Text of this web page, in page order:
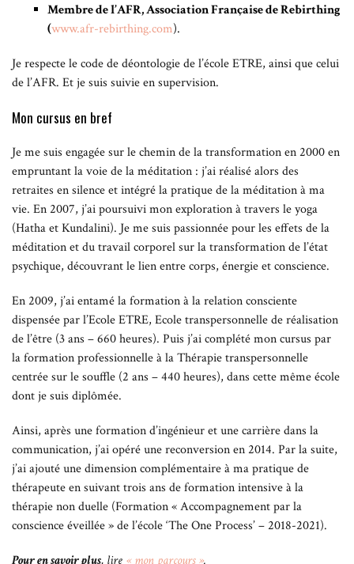
Membre de l’AFR, Association Française de Rebirthing
(www.afr-rebirthing.com).
Je respecte le code de déontologie de l’école ETRE, ainsi que celui
de l’AFR. Et je suis suivie en supervision.
Mon cursus en bref
Je me suis engagée sur le chemin de la transformation en 2000 en
empruntant la voie de la méditation : j’ai réalisé alors des
retraites en silence et intégré la pratique de la méditation à ma
vie. En 2007, j’ai poursuivi mon exploration à travers le yoga
(Hatha et Kundalini). Je me suis passionnée pour les effets de la
méditation et du travail corporel sur la transformation de l’état
psychique, découvrant le lien entre corps, énergie et conscience.
En 2009, j’ai entamé la formation à la relation consciente
dispensée par l’Ecole ETRE, Ecole transpersonnelle de réalisation
de l’être (3 ans – 660 heures). Puis j’ai complété mon cursus par
la formation professionnelle à la Thérapie transpersonnelle
centrée sur le souffle (2 ans – 440 heures), dans cette même école
dont je suis diplômée.
Ainsi, après une formation d’ingénieur et une carrière dans la
communication, j’ai opéré une reconversion en 2014. Par la suite,
j’ai ajouté une dimension complémentaire à ma pratique de
thérapeute en suivant trois ans de formation intensive à la
thérapie non duelle (Formation « Accompagnement par la
conscience éveillée » de l’école ‘The One Process’ – 2018-2021).
Pour en savoir plus, lire « mon parcours ».